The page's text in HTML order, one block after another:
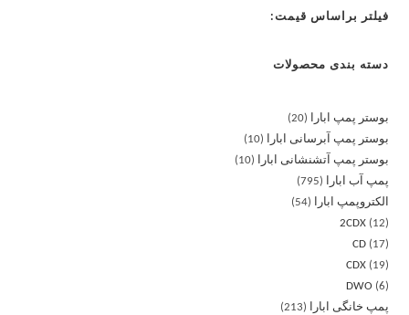
فیلتر براساس قیمت:
دسته بندی محصولات
بوستر پمپ ابارا
20
بوستر پمپ آبرسانی ابارا
10
بوستر پمپ آتشنشانی ابارا
10
پمپ آب ابارا
795
الکتروپمپ ابارا
54
2CDX
12
CD
17
CDX
19
DWO
6
پمپ خانگی ابارا
213